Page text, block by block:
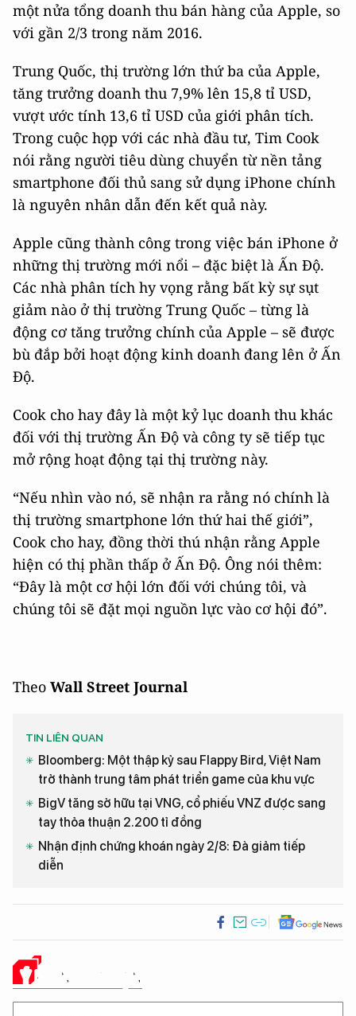
một nửa tổng doanh thu bán hàng của Apple, so
với gần 2/3 trong năm 2016.
Trung Quốc, thị trường lớn thứ ba của Apple,
tăng trưởng doanh thu 7,9% lên 15,8 tỉ USD,
vượt ước tính 13,6 tỉ USD của giới phân tích.
Trong cuộc họp với các nhà đầu tư, Tim Cook
nói rằng người tiêu dùng chuyển từ nền tảng
smartphone đối thủ sang sử dụng iPhone chính
là nguyên nhân dẫn đến kết quả này.
Apple cũng thành công trong việc bán iPhone ở
những thị trường mới nổi – đặc biệt là Ấn Độ.
Các nhà phân tích hy vọng rằng bất kỳ sự sụt
giảm nào ở thị trường Trung Quốc – từng là
động cơ tăng trưởng chính của Apple – sẽ được
bù đắp bởi hoạt động kinh doanh đang lên ở Ấn
Độ.
Cook cho hay đây là một kỷ lục doanh thu khác
đối với thị trường Ấn Độ và công ty sẽ tiếp tục
mở rộng hoạt động tại thị trường này.
“Nếu nhìn vào nó, sẽ nhận ra rằng nó chính là
thị trường smartphone lớn thứ hai thế giới”,
Cook cho hay, đồng thời thú nhận rằng Apple
hiện có thị phần thấp ở Ấn Độ. Ông nói thêm:
“Đây là một cơ hội lớn đối với chúng tôi, và
chúng tôi sẽ đặt mọi nguồn lực vào cơ hội đó”.
Theo Wall Street Journal
TIN LIÊN QUAN
Bloomberg: Một thập kỷ sau Flappy Bird, Việt Nam
trở thành trung tâm phát triển game của khu vực
BigV tăng sở hữu tại VNG, cổ phiếu VNZ được sang
tay thỏa thuận 2.200 tỉ đồng
Nhận định chứng khoán ngày 2/8: Đà giảm tiếp
diễn
Ý KIẾN CỦA BẠN